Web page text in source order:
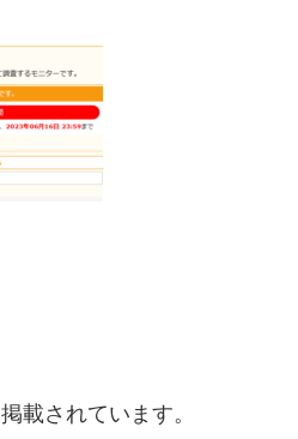
載されています。